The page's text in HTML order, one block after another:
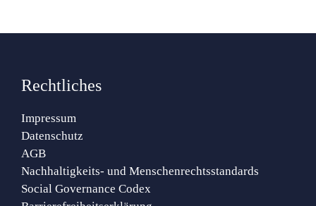
Rechtliches
Impressum
Datenschutz
AGB
Nachhaltigkeits- und Menschenrechtsstandards
Social Governance Codex